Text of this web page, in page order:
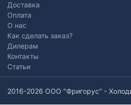
Доставка
Оплата
О нас
Как сделать заказ?
Дилерам
Контакты
Статьи
2016-2026 ООО "Фригорус" -